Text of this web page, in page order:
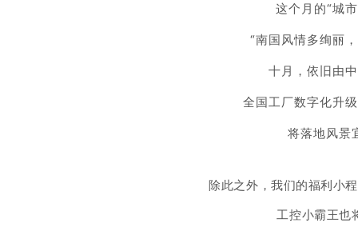
这个月的“城
“南国风情多绚丽
十月，依旧由
全国工厂数字化升
将落地风景
除此之外，我们的福利小程
工控小霸王也